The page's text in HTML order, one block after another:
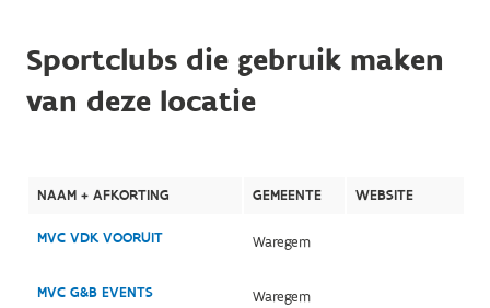
Sportclubs die gebruik maken
van deze locatie
NAAM + AFKORTING GEMEENTE WEBSITE
MVC VDK VOORUIT Waregem
MVC G&B EVENTS Waregem